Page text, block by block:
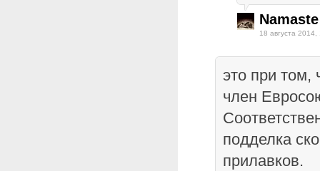
Namaste
18 августа 2014,
это при
член
подделка
прилавков.